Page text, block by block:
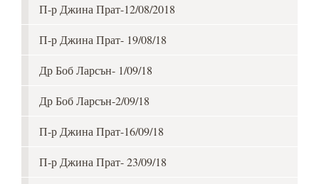
П-р Джина Прат-12/08/2018
П-р Джина Прат- 19/08/18
Др Боб Ларсън- 1/09/18
Др Боб Ларсън-2/09/18
П-р Джина Прат-16/09/18
П-р Джина Прат- 23/09/18